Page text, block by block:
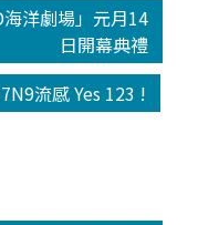
洋劇場」元月14
日開幕典禮
流感 Yes 123 !